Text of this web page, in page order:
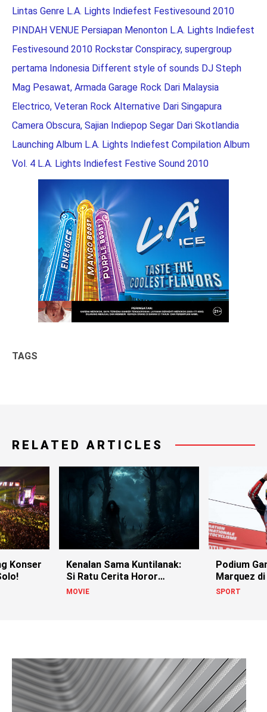
Lintas Genre L.A. Lights Indiefest Festivesound 2010
PINDAH VENUE Persiapan Menonton L.A. Lights Indiefest
Festivesound 2010 Rockstar Conspiracy, supergroup
pertama Indonesia Different style of sounds DJ Steph
Mag Pesawat, Armada Garage Rock Dari Malaysia
Electrico, Veteran Rock Alternative Dari Singapura
Camera Obscura, Sajian Indiepop Segar Dari Skotlandia
Launching Album L.A. Lights Indiefest Compilation Album
Vol. 4 L.A. Lights Indiefest Festive Sound 2010
TAGS
RELATED ARTICLES
Konser
Kenalan Sama Kuntilanak:
Si Ratu Cerita Horor
Indonesia!
MOVIE
Podium
Marquez
SPORT